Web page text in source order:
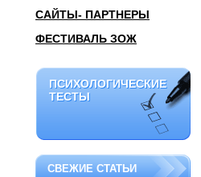
САЙТЫ- ПАРТНЕРЫ
ФЕСТИВАЛЬ ЗОЖ
ПСИХОЛОГИЧЕСКИЕ
ТЕСТЫ
ПСИХОЛОГИЧЕСКИЕ
ТЕСТЫ
СВЕЖИЕ СТАТЬИ